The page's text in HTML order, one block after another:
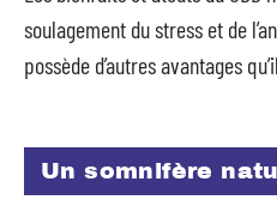
soulagement du stress et de
possède d’autres avantages
Un somnifère